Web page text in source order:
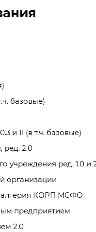
базовые)
и 11 (в т.ч. базовые)
ред. 2.0
учреждения ред. 1.0 и
организации
КОРП МСФО
предприятием
2.0